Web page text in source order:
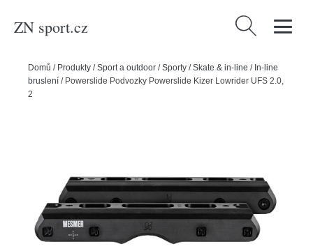
ZN sport.cz Vyhledávání
Domů / Produkty /Sport a outdoor /Sporty /Skate & in-line / In-line
bruslení / Powerslide Podvozky Powerslide Kizer Lowrider UFS 2.0,
272mm, 4x, 60